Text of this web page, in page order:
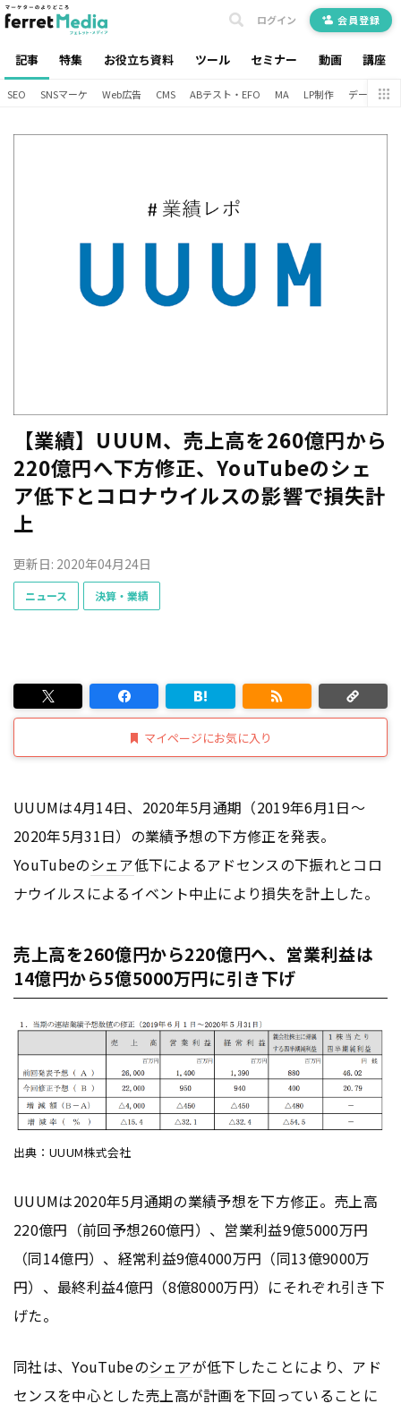
記事 特集 お役立ち資料 ツール セミナー 動画 講座
ログイン 会員登録
SEO SNSマーケ Web広告 CMS ABテスト・EFO MA LP制作 データ分析
【業績】UUUM、売上高を260億円から
220億円へ下方修正、YouTubeのシェ
ア低下とコロナウイルスの影響で損失計
上
更新日: 2020年04月24日
ニュース 決算・業績
マイページにお気に入り
UUUMは4月14日、2020年5月通期（2019年6月1日～
2020年5月31日）の業績予想の下方修正を発表。
YouTubeのシェア低下によるアドセンスの下振れとコロ
ナウイルスによるイベント中止により損失を計上した。
売上高を260億円から220億円へ、営業利益は
14億円から5億5000万円に引き下げ
出典：UUUM株式会社
UUUMは2020年5月通期の業績予想を下方修正。売上高
220億円（前回予想260億円）、営業利益9億5000万円
（同14億円）、経常利益9億4000万円（同13億9000万
円）、最終利益4億円（8億8000万円）にそれぞれ引き下
げた。
同社は、YouTubeのシェアが低下したことにより、アド
センスを中心とした売上高が計画を下回っていることに